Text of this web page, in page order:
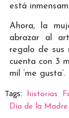
está
Ahora, la
abrazar al
regalo de sus
cuenta con 3
mil ‘me gusta’.
Tags: historias
Día de la Madre